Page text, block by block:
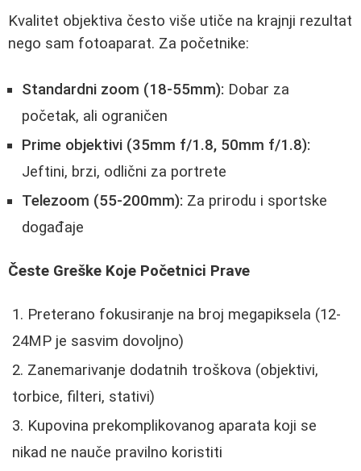
Kvalitet objektiva često više utiče na krajnji rezultat
nego sam fotoaparat. Za početnike:
Standardni zoom (18-55mm): Dobar za
početak, ali ograničen
Prime objektivi (35mm f/1.8, 50mm f/1.8):
Jeftini, brzi, odlični za portrete
Telezoom (55-200mm): Za prirodu i sportske
događaje
Česte Greške Koje Početnici Prave
Preterano fokusiranje na broj megapiksela (12-
24MP je sasvim dovoljno)
Zanemarivanje dodatnih troškova (objektivi,
torbice, filteri, stativi)
Kupovina prekomplikovanog aparata koji se
nikad ne nauče pravilno koristiti